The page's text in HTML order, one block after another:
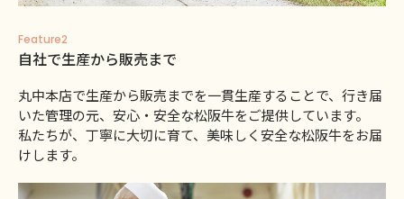
Feature2
自社で生産から販売まで
丸中本店で生産から販売までを一貫生産することで、行き届
いた管理の元、安心・安全な松阪牛をご提供しています。
私たちが、丁寧に大切に育て、美味しく安全な松阪牛をお届
けします。